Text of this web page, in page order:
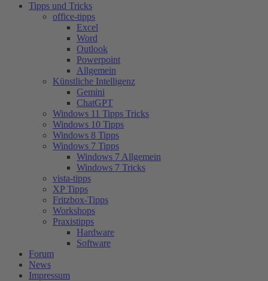
Tipps und Tricks
office-tipps
Excel
Word
Outlook
Powerpoint
Allgemein
Künstliche Intelligenz
Gemini
ChatGPT
Windows 11 Tipps Tricks
Windows 10 Tipps
Windows 8 Tipps
Windows 7 Tipps
Windows 7 Allgemein
Windows 7 Tricks
vista-tipps
XP Tipps
Fritzbox-Tipps
Workshops
Praxistipps
Hardware
Software
Forum
News
Impressum